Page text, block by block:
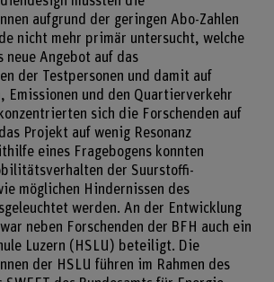
aufgrund der geringen Abo-Zahlen
nicht mehr primär untersucht, welche
neue Angebot auf das
der Testpersonen und damit auf
Emissionen und den Quartierverkehr
sich die Forschenden auf
Projekt auf wenig Resonanz
eines Fragebogens konnten
der Suurstoffi-
möglichen Hindernissen des
werden. An der Entwicklung
neben Forschenden der BFH auch ein
Luzern (HSLU) beteiligt. Die
der HSLU führen im Rahmen des